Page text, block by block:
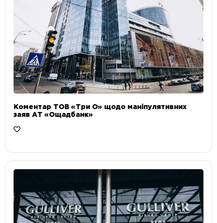
Коментар ТОВ «Три О» щодо маніпулятивних
заяв АТ «Ощадбанк»